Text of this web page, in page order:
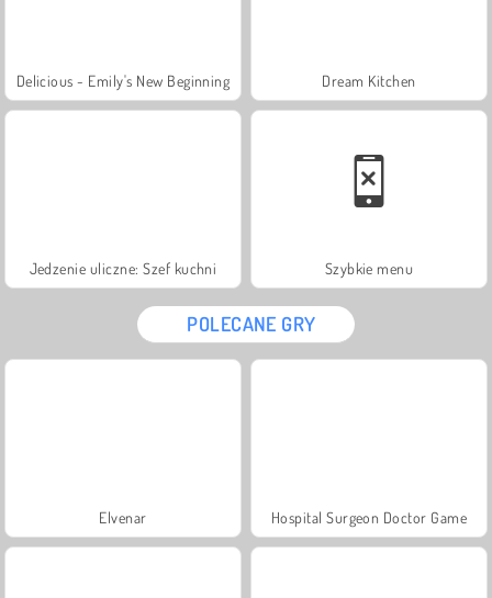
Delicious - Emily's New Beginning Dream Kitchen
Jedzenie uliczne: Szef kuchni Szybkie menu
POLECANE GRY
Elvenar Hospital Surgeon Doctor Game